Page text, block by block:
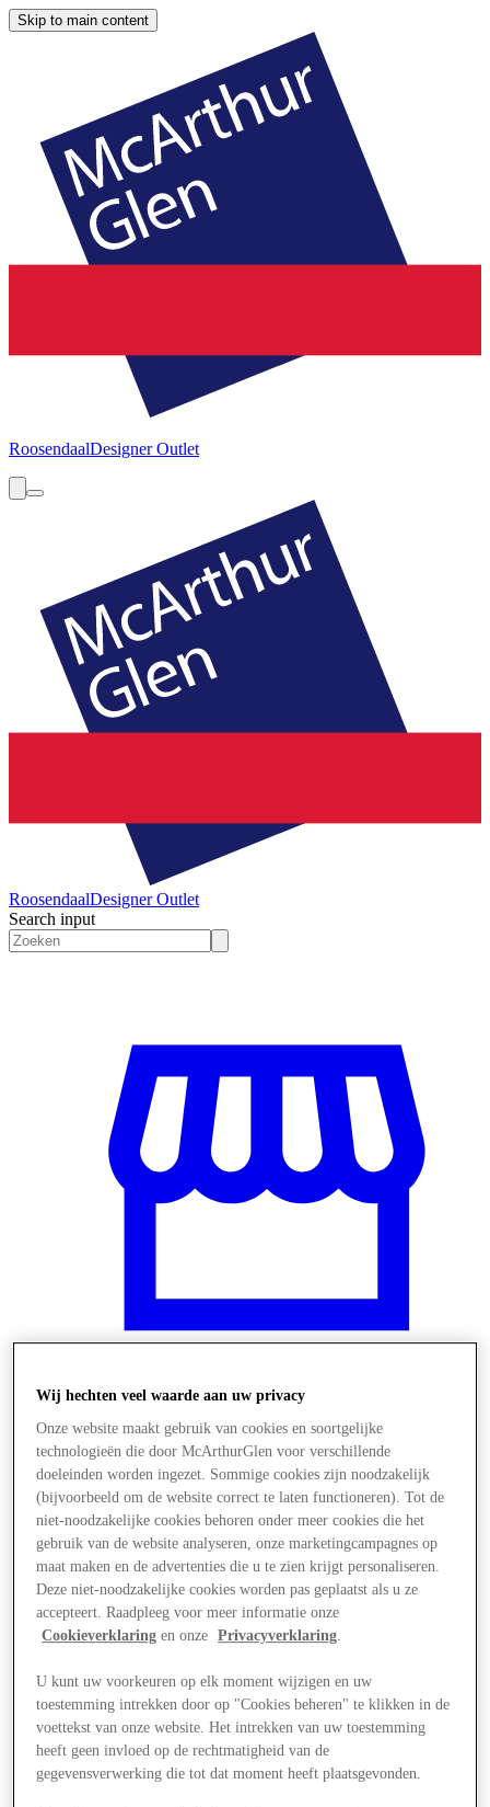
Skip to main content
RoosendaalDesigner Outlet
RoosendaalDesigner Outlet
Search input
Wij hechten veel waarde aan uw privacy
Onze website maakt gebruik van cookies en soortgelijke
technologieën die door McArthurGlen voor verschillende
doeleinden worden ingezet. Sommige cookies zijn noodzakelijk
(bijvoorbeeld om de website correct te laten functioneren). Tot de
niet-noodzakelijke cookies behoren onder meer cookies die het
gebruik van de website analyseren, onze marketingcampagnes op
maat maken en de advertenties die u te zien krijgt personaliseren.
Deze niet-noodzakelijke cookies worden pas geplaatst als u ze
accepteert. Raadpleeg voor meer informatie onze
Cookieverklaring en onze Privacyverklaring.
U kunt uw voorkeuren op elk moment wijzigen en uw
toestemming intrekken door op "Cookies beheren" te klikken in de
voettekst van onze website. Het intrekken van uw toestemming
heeft geen invloed op de rechtmatigheid van de
gegevensverwerking die tot dat moment heeft plaatsgevonden.